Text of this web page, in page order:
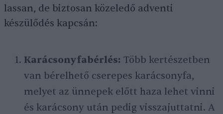
lassan, de biztosan közeledő adventi
készülődés kapcsán:
Karácsonyfabérlés: Több kertészetben
van bérelhető cserepes karácsonyfa,
melyet az ünnepek előtt haza lehet vinni
és karácsony után pedig visszajuttatni. A